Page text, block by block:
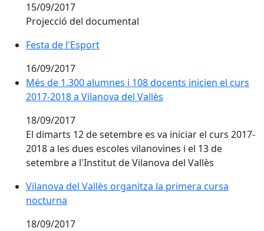
15/09/2017
Projecció del documental
Festa de l'Esport
Festa de l'Esport
16/09/2017
Més de 1.300 alumnes i 108 docents inicien el curs
2017-2018 a Vilanova del Vallès
18/09/2017
El dimarts 12 de setembre es va iniciar el curs 2017-
2018 a les dues escoles vilanovines i el 13 de
setembre a l'Institut de Vilanova del Vallès
Vilanova del Vallès organitza la primera cursa
Vilanova del Vallès organitza la primera cursa
nocturna
18/09/2017